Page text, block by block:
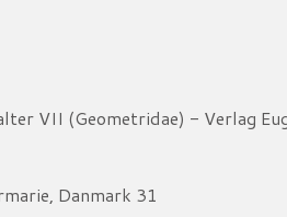
VII (Geometridae) - Verlag
Danmark 31